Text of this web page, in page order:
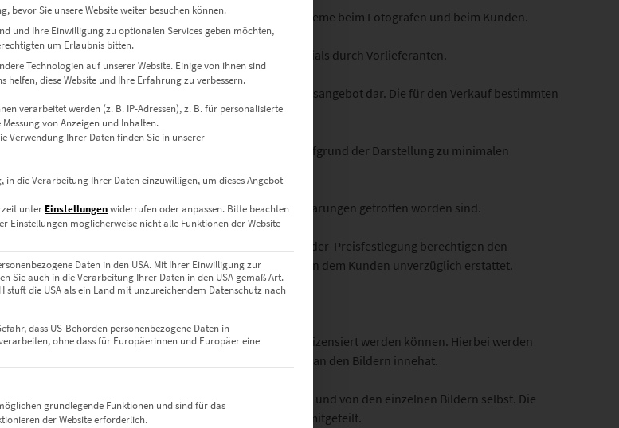
bzw. der Verwendung unterschiedlicher Drucksysteme beim Fotografen und beim Kunden.
der Spezifikationen des verwendeten Materials durch Vorlieferanten.
weiterer Veröffentlichungen, stellen noch kein Verkaufsangebot dar. Die für den Verkauf bestimmten
der Zustimmung des Fotografen. Hierbei kann es aufgrund der Darstellung zu minimalen
wirksam.
des Fotografen zu sehen, sofern keine anderen Vereinbarungen getroffen worden sind.
aber auch technisch bedingte Übermittlungsfehler in der Preisfestlegung berechtigen den
Irrtum beweisen. Bereits erfolgte Zahlungen werden dem Kunden unverzüglich erstattet.
folgenden Bedingungen von Kunden für Ihre Projekte lizensiert werden können. Hierbei werden
verbleibt weiterhin der Lizenzgeber, der alle Rechte an den Bildern innehat.
der Nutzungsdauer, gegebenenfalls der Auflage und von den einzelnen Bildern selbst. Die
Online-Shop angezeigt, bzw. dem Kunden schriftlich mitgeteilt.
bevor Sie unsere Website weiter besuchen können.
und Ihre Einwilligung zu optionalen Services geben möchten,
um Erlaubnis bitten.
Technologien auf unserer Website. Einige von ihnen sind
helfen, diese Website und Ihre Erfahrung zu verbessern.
verarbeitet werden (z. B. IP-Adressen), z. B. für personalisierte
von Anzeigen und Inhalten.
Verwendung Ihrer Daten finden Sie in unserer
in die Verarbeitung Ihrer Daten einzuwilligen, um dieses Angebot
unter Einstellungenwiderrufen oder anpassen. Bitte beachten
Einstellungen möglicherweise nicht alle Funktionen der Website
Daten in den USA. Mit Ihrer Einwilligung zur
Sie auch in die Verarbeitung Ihrer Daten in den USA gemäß Art.
stuft die USA als ein Land mit unzureichendem Datenschutz nach
dass US-Behörden personenbezogene Daten in
ohne dass für Europäerinnen und Europäer eine
Gruppen, für die eine Einwilligung erteilt werden kann. Die erste Service-Gruppe ist essenziell und kann nicht
grundlegende Funktionen und sind für das
der Website erforderlich.